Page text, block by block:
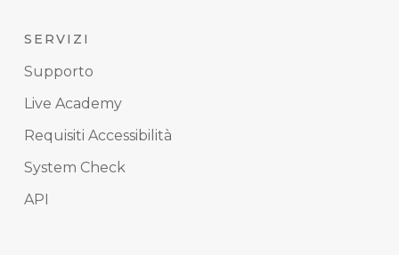
SERVIZI
Supporto
Live Academy
Requisiti Accessibilità
System Check
API